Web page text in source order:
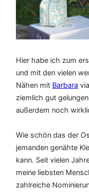
Hier habe ich zum
und mit den vielen
Nähen mit Barbara
ziemlich gut
außerdem noch
Wie schön das der
jemanden genähte
kann. Seit vielen
meine liebsten
zahlreiche